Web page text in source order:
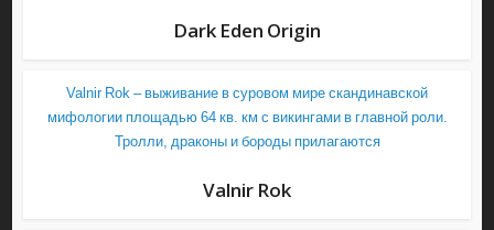
Dark Eden Origin
Valnir Rok – выживание в суровом мире скандинавской
мифологии площадью 64 кв. км с викингами в главной роли.
Тролли, драконы и бороды прилагаются
Valnir Rok